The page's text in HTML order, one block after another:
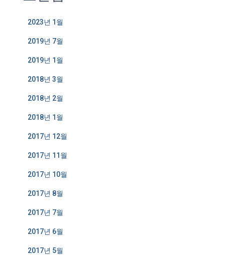
2023년 1월
2019년 7월
2019년 1월
2018년 3월
2018년 2월
2018년 1월
2017년 12월
2017년 11월
2017년 10월
2017년 8월
2017년 7월
2017년 6월
2017년 5월